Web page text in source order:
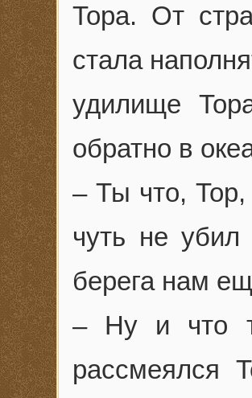
Тора. От
стала
удилище
обратно в
– Ты что,
чуть не
берега нам
– Ну и что
рассмеялся